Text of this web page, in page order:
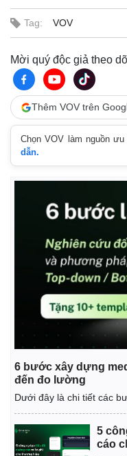
Tag: VOV
Mời quý độc giả theo
Thêm VOV trên
Chọn VOV làm nguồn
dẫn.
6 bước xây dựng
đến đo lường
Dưới đây là chi tiết các
5
cáo